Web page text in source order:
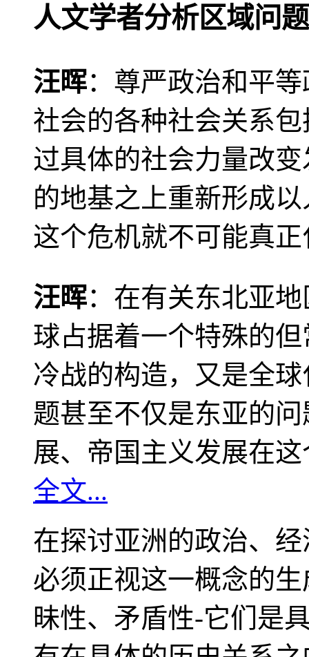
人文学者分析区域问题
汪晖：尊严政治和平
社会的各种社会关系
过具体的社会力量改
的地基之上重新形成
这个危机就不可能真
汪晖：在有关东北亚
球占据着一个特殊的
冷战的构造，又是全
题甚至不仅是东亚的
展、帝国主义发展在
全文...
在探讨亚洲的政治、
必须正视这一概念的
昧性、矛盾性-它们是